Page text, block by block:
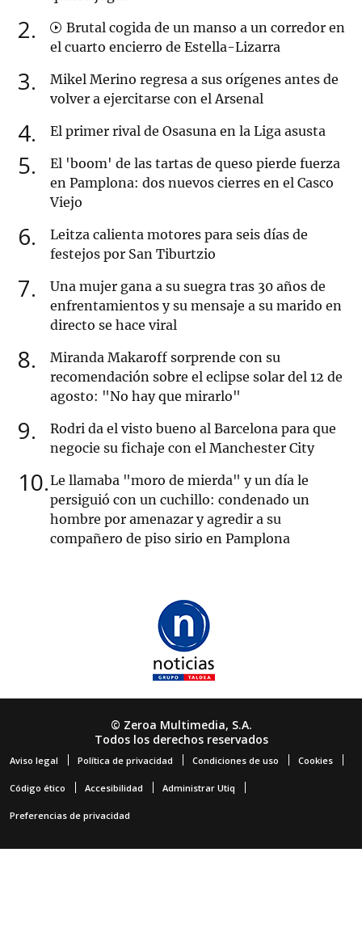
2
Brutal cogida de un manso a un corredor en
el cuarto encierro de Estella-Lizarra
3
Mikel Merino regresa a sus orígenes antes de
volver a ejercitarse con el Arsenal
4 El primer rival de Osasuna en la Liga asusta
5
El 'boom' de las tartas de queso pierde fuerza
en Pamplona: dos nuevos cierres en el Casco
Viejo
6
Leitza calienta motores para seis días de
festejos por San Tiburtzio
7
Una mujer gana a su suegra tras 30 años de
enfrentamientos y su mensaje a su marido en
directo se hace viral
8
Miranda Makaroff sorprende con su
recomendación sobre el eclipse solar del 12 de
agosto: "No hay que mirarlo"
9
Rodri da el visto bueno al Barcelona para que
negocie su fichaje con el Manchester City
10 Le llamaba "moro de mierda" y un día le
persiguió con un cuchillo: condenado un
hombre por amenazar y agredir a su
compañero de piso sirio en Pamplona
© Zeroa Multimedia, S.A.
Todos los derechos reservados
Aviso legal Política de privacidad Condiciones de uso Cookies
Código ético Accesibilidad Administrar Utiq
Preferencias de privacidad